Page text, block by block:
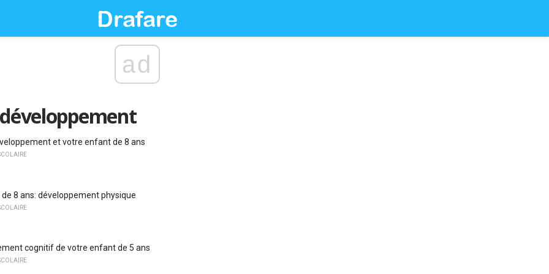
ad
et votre enfant de 8 ans
8 ans: développement physique
cognitif de votre enfant de 5 ans